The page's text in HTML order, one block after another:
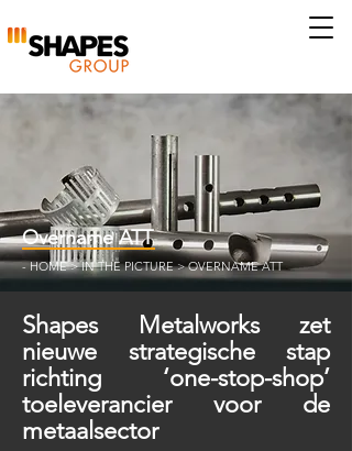
Overname ATT
-HOME>IN THE PICTURE> OVERNAME ATT
Shapes Metalworks zet
nieuwe strategische stap
richting ‘one-stop-shop’
toeleverancier voor de
metaalsector